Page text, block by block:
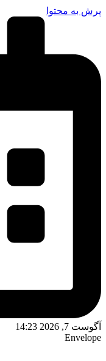
پرش به محتوا
آگوست 7, 2026 14:23
Envelope